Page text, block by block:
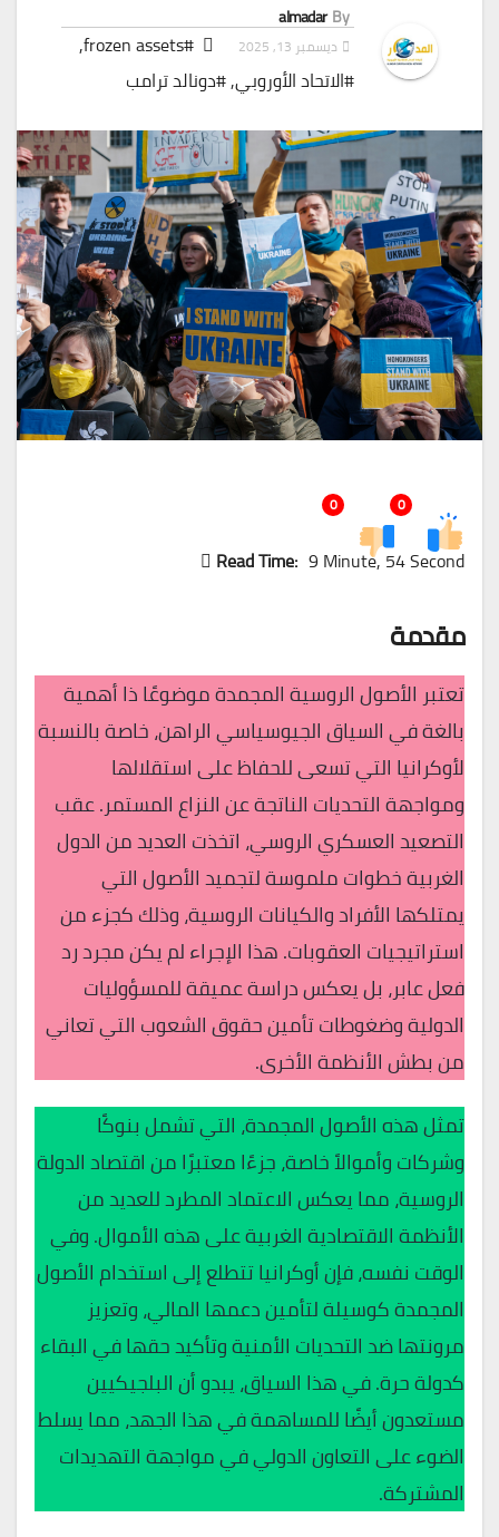
By
almadar
ديسمبر 13, 2025 #frozen assets
,
#الاتحاد الأوروبي,#دونالد ترامب
0
0
Read Time: 9 Minute, 54 Second
مقدمة
تعتبر الأصول الروسية المجمدة موضوعًا ذا أهمية
بالغة في السياق الجيوسياسي الراهن، خاصة بالنسبة
لأوكرانيا التي تسعى للحفاظ على استقلالها
ومواجهة التحديات الناتجة عن النزاع المستمر. عقب
التصعيد العسكري الروسي، اتخذت العديد من الدول
الغربية خطوات ملموسة لتجميد الأصول التي
يمتلكها الأفراد والكيانات الروسية، وذلك كجزء من
استراتيجيات العقوبات. هذا الإجراء لم يكن مجرد رد
فعل عابر، بل يعكس دراسة عميقة للمسؤوليات
الدولية وضغوطات تأمين حقوق الشعوب التي تعاني
من بطش الأنظمة الأخرى.
تمثل هذه الأصول المجمدة، التي تشمل بنوكًا
وشركات وأموالاً خاصة، جزءًا معتبرًا من اقتصاد الدولة
الروسية، مما يعكس الاعتماد المطرد للعديد من
الأنظمة الاقتصادية الغربية على هذه الأموال. وفي
الوقت نفسه، فإن أوكرانيا تتطلع إلى استخدام الأصول
المجمدة كوسيلة لتأمين دعمها المالي، وتعزيز
مرونتها ضد التحديات الأمنية وتأكيد حقها في البقاء
كدولة حرة. في هذا السياق، يبدو أن البلجيكيين
مستعدون أيضًا للمساهمة في هذا الجهد، مما يسلط
الضوء على التعاون الدولي في مواجهة التهديدات
المشتركة.